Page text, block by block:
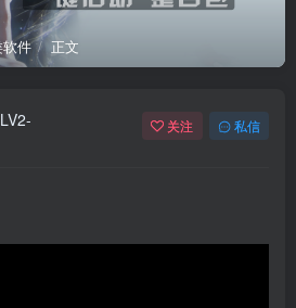
件 正文
关注 私信